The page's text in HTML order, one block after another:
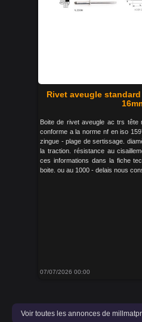
Rivet aveugle
Boite de rivet aveugle ac trs tête
conforme a la norme nf en iso
zingue - plage de sertissage.
la traction. résistance au
ces informations dans la fiche
boite. ou au 1000 - delais nous
07/07/2026 00:00
Voir toutes les annonces de